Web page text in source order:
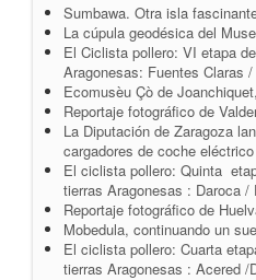
Sumbawa. Otra isla
La cúpula geodésica del
El Ciclista pollero: VI etapa
Aragonesas: Fuentes Claras
Ecomusèu Çò de
Reportaje fotográfico de
La Diputación de Zaragoza
cargadores de coche
El ciclista pollero: Quinta
tierras Aragonesas : Daroca /
Reportaje fotográfico de
Mobedula, continuando un
El ciclista pollero: Cuarta
tierras Aragonesas : Acered /